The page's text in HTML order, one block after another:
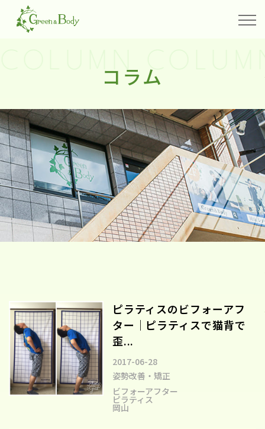
コラム
ピラティスのビフォーアフ
ター｜ピラティスで猫背で
歪...
2017-06-28
姿勢改善・矯正
ビフォーアフター
ピラティス
岡山